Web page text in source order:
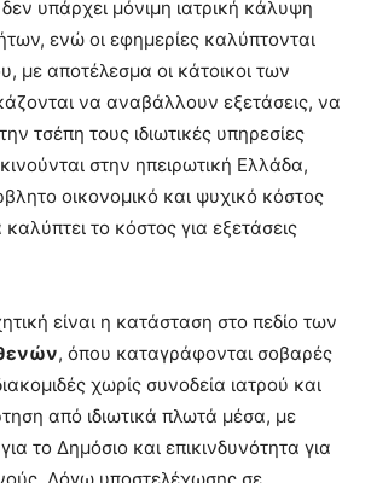
υπάρχει μόνιμη ιατρική κάλυψη
ενώ οι εφημερίες καλύπτονται
με αποτέλεσμα οι κάτοικοι των
να αναβάλλουν εξετάσεις, να
τσέπη τους ιδιωτικές υπηρεσίες
στην ηπειρωτική Ελλάδα,
οικονομικό και ψυχικό κόστος
το κόστος για εξετάσεις
είναι η κατάσταση στο πεδίο των
, όπου καταγράφονται σοβαρές
χωρίς συνοδεία ιατρού και
από ιδιωτικά πλωτά μέσα, με
το Δημόσιο και επικινδυνότητα για